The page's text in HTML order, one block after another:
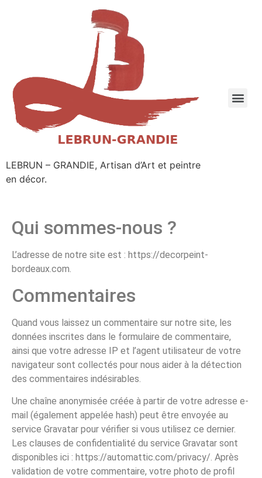
LEBRUN – GRANDIE, Artisan d’Art et peintre
en décor.
Qui sommes-nous ?
L’adresse de notre site est : https://decorpeint-
bordeaux.com.
Commentaires
Quand vous laissez un commentaire sur notre site, les
données inscrites dans le formulaire de commentaire,
ainsi que votre adresse IP et l’agent utilisateur de votre
navigateur sont collectés pour nous aider à la détection
des commentaires indésirables.
Une chaîne anonymisée créée à partir de votre adresse e-
mail (également appelée hash) peut être envoyée au
service Gravatar pour vérifier si vous utilisez ce dernier.
Les clauses de confidentialité du service Gravatar sont
disponibles ici : https://automattic.com/privacy/. Après
validation de votre commentaire, votre photo de profil